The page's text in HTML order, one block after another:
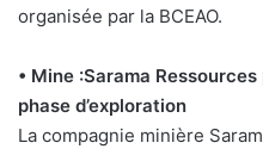
organisée par la BCEAO.
• Mine :Sarama
phase d’exploration
La compagnie minière